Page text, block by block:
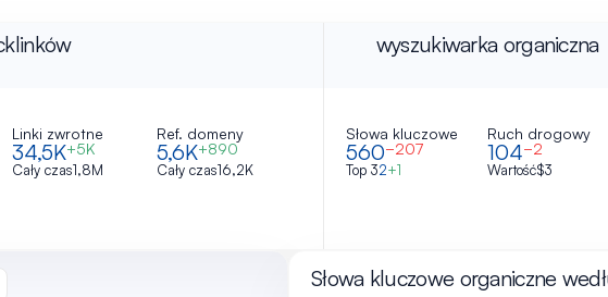
Linki zwrotne
34,5K+5K
Cały czas1,8M
Ref. domeny
5,6K+890
Cały czas16,2K
wyszukiwarka organiczna
Słowa kluczowe
560−207
Top 32+1
Ruch drogowy
104−2
Wartość$3
Słowa kluczowe organiczne